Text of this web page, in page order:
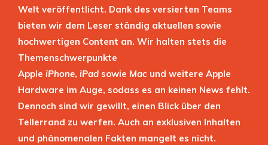
Welt veröffentlicht. Dank des versierten Teams
bieten wir dem Leser ständig aktuellen sowie
hochwertigen Content an. Wir halten stets die
Themenschwerpunkte
Apple iPhone, iPad sowie Mac und weitere Apple
Hardware im Auge, sodass es an keinen News fehlt.
Dennoch sind wir gewillt, einen Blick über den
Tellerrand zu werfen. Auch an exklusiven Inhalten
und phänomenalen Fakten mangelt es nicht.